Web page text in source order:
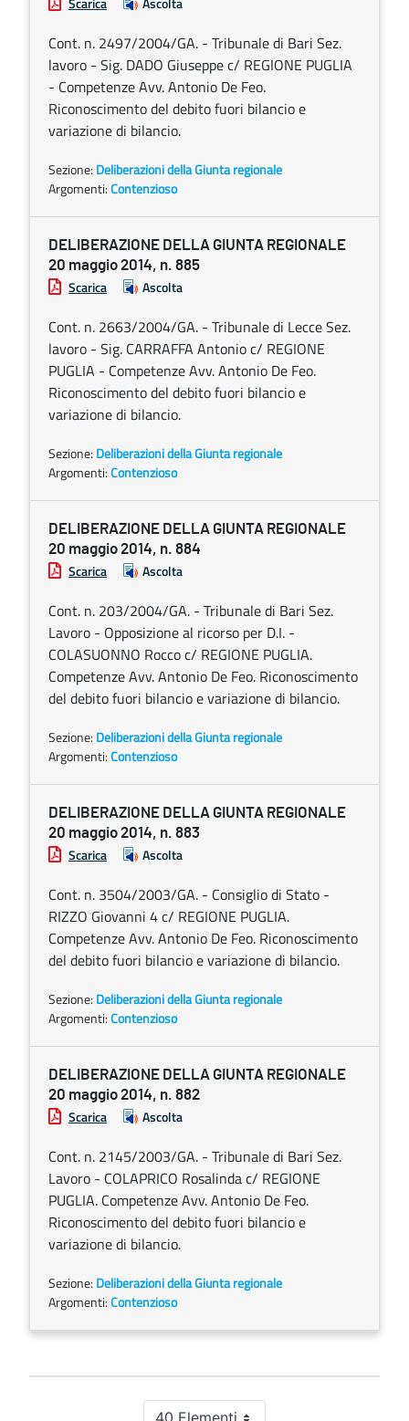
Cont. n. 2497/2004/GA. - Tribunale di Bari Sez.
lavoro - Sig. DADO Giuseppe c/ REGIONE PUGLIA
- Competenze Avv. Antonio De Feo.
Riconoscimento del debito fuori bilancio e
variazione di bilancio.
Sezione: Deliberazioni della Giunta regionale
Argomenti:Contenzioso
DELIBERAZIONE DELLA GIUNTA REGIONALE
20 maggio 2014, n. 885
Scarica Ascolta
Cont. n. 2663/2004/GA. - Tribunale di Lecce Sez.
lavoro - Sig. CARRAFFA Antonio c/ REGIONE
PUGLIA - Competenze Avv. Antonio De Feo.
Riconoscimento del debito fuori bilancio e
variazione di bilancio.
Sezione: Deliberazioni della Giunta regionale
Argomenti:Contenzioso
DELIBERAZIONE DELLA GIUNTA REGIONALE
20 maggio 2014, n. 884
Scarica Ascolta
Cont. n. 203/2004/GA. - Tribunale di Bari Sez.
Lavoro - Opposizione al ricorso per D.I. -
COLASUONNO Rocco c/ REGIONE PUGLIA.
Competenze Avv. Antonio De Feo. Riconoscimento
del debito fuori bilancio e variazione di bilancio.
Sezione: Deliberazioni della Giunta regionale
Argomenti:Contenzioso
DELIBERAZIONE DELLA GIUNTA REGIONALE
20 maggio 2014, n. 883
Scarica Ascolta
Cont. n. 3504/2003/GA. - Consiglio di Stato -
RIZZO Giovanni 4 c/ REGIONE PUGLIA.
Competenze Avv. Antonio De Feo. Riconoscimento
del debito fuori bilancio e variazione di bilancio.
Sezione: Deliberazioni della Giunta regionale
Argomenti:Contenzioso
DELIBERAZIONE DELLA GIUNTA REGIONALE
20 maggio 2014, n. 882
Scarica Ascolta
Cont. n. 2145/2003/GA. - Tribunale di Bari Sez.
Lavoro - COLAPRICO Rosalinda c/ REGIONE
PUGLIA. Competenze Avv. Antonio De Feo.
Riconoscimento del debito fuori bilancio e
variazione di bilancio.
Sezione: Deliberazioni della Giunta regionale
Argomenti:Contenzioso
40 Elementi